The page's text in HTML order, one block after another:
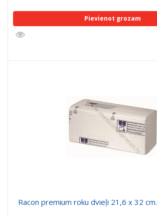
Pievienot grozam
Racon premium roku dvieļi 21,6 x 32 cm.